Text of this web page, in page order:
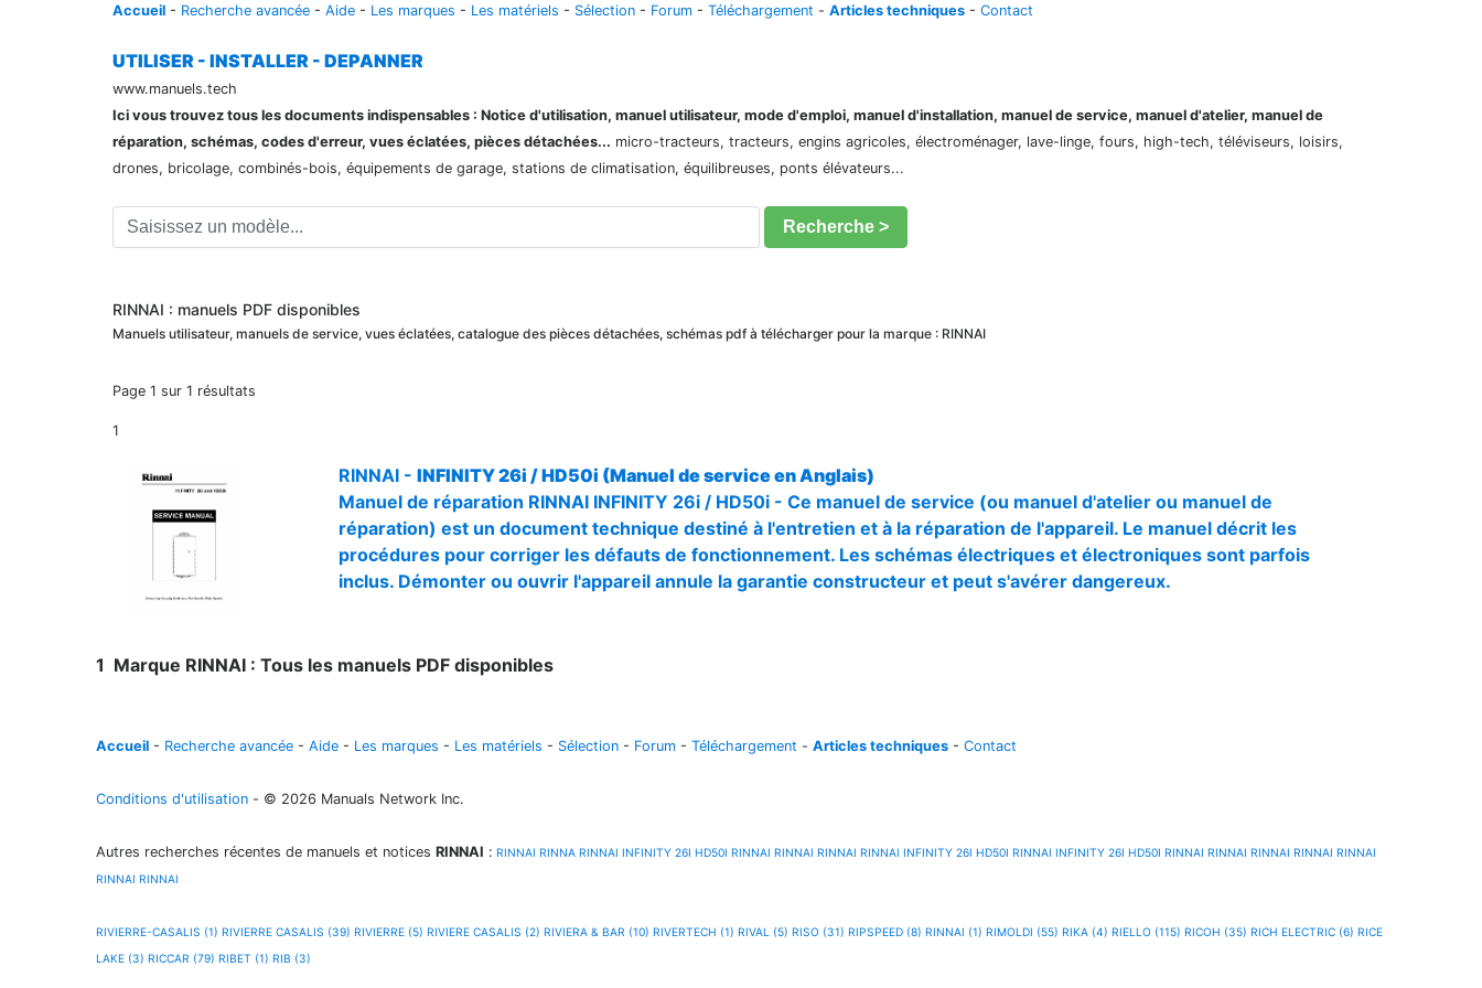
Accueil - Recherche avancée - Aide - Les marques - Les matériels - Sélection - Forum - Téléchargement - Articles techniques - Contact
UTILISER - INSTALLER - DEPANNER
www.manuels.tech
Ici vous trouvez tous les documents indispensables : Notice d'utilisation, manuel utilisateur, mode d'emploi, manuel d'installation, manuel de service, manuel d'atelier, manuel de
réparation, schémas, codes d'erreur, vues éclatées, pièces détachées... micro-tracteurs, tracteurs, engins agricoles, électroménager, lave-linge, fours, high-tech, téléviseurs, loisirs,
drones, bricolage, combinés-bois, équipements de garage, stations de climatisation, équilibreuses, ponts élévateurs...
Recherche >
RINNAI : manuels PDF disponibles
Manuels utilisateur, manuels de service, vues éclatées, catalogue des pièces détachées, schémas pdf à télécharger pour la marque : RINNAI
Page 1 sur 1 résultats
1
RINNAI - INFINITY 26i / HD50i (Manuel de service en Anglais)
Manuel de réparation RINNAI INFINITY 26i / HD50i - Ce manuel de service (ou manuel d'atelier ou manuel de
réparation) est un document technique destiné à l'entretien et à la réparation de l'appareil. Le manuel décrit les
procédures pour corriger les défauts de fonctionnement. Les schémas électriques et électroniques sont parfois
inclus. Démonter ou ouvrir l'appareil annule la garantie constructeur et peut s'avérer dangereux.
1 Marque RINNAI : Tous les manuels PDF disponibles
Accueil - Recherche avancée - Aide - Les marques - Les matériels - Sélection - Forum - Téléchargement - Articles techniques - Contact
Conditions d'utilisation - © 2026 Manuals Network Inc.
Autres recherches récentes de manuels et notices RINNAI : RINNAI RINNA RINNAI INFINITY 26I HD50I RINNAI RINNAI RINNAI RINNAI INFINITY 26I HD50I RINNAI INFINITY 26I HD50I RINNAI RINNAI RINNAI RINNAI RINNAI
RINNAI RINNAI
RIVIERRE-CASALIS (1) RIVIERRE CASALIS (39) RIVIERRE (5) RIVIERE CASALIS (2) RIVIERA & BAR (10) RIVERTECH (1) RIVAL (5) RISO (31) RIPSPEED (8) RINNAI (1) RIMOLDI (55) RIKA (4) RIELLO (115) RICOH (35) RICH ELECTRIC (6) RICE
LAKE (3) RICCAR (79) RIBET (1) RIB (3)